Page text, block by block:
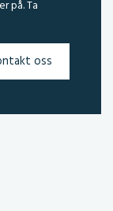
på. Ta
oss